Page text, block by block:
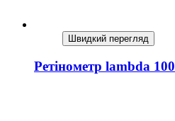
Швидкий перегляд
Ретінометр lambda 100